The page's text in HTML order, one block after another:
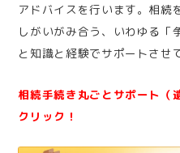
アドバイスを行います。相続
しがいがみ合う、いわゆる「
と知識と経験でサポートさせ
相続手続き丸ごとサポート（
クリック！